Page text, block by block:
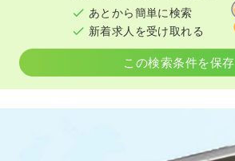
あとから簡単に検索
新着求人を受け取れる
この検索条件を保存